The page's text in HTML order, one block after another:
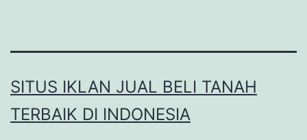
SITUS IKLAN JUAL BELI TANAH
TERBAIK DI INDONESIA